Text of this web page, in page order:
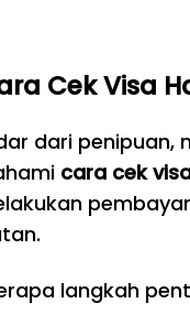
Cek Visa
dari penipuan,
cara cek
langkah